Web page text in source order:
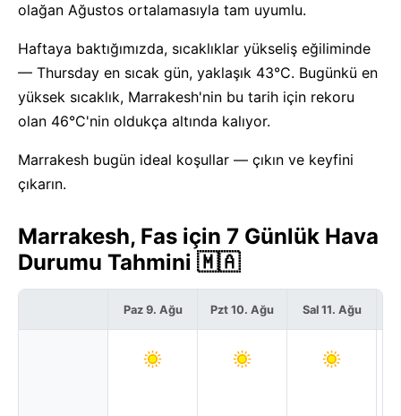
olağan Ağustos ortalamasıyla tam uyumlu.
Haftaya baktığımızda, sıcaklıklar yükseliş eğiliminde
— Thursday en sıcak gün, yaklaşık 43°C. Bugünkü en
yüksek sıcaklık, Marrakesh'nin bu tarih için rekoru
olan 46°C'nin oldukça altında kalıyor.
Marrakesh bugün ideal koşullar — çıkın ve keyfini
çıkarın.
Marrakesh, Fas için 7 Günlük Hava
Durumu Tahmini 🇲🇦
Paz 9. Ağu Pzt 10. Ağu Sal 11. Ağu